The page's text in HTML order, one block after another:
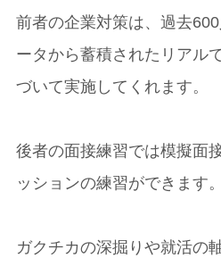
前者の企業対策は、過去
ータから蓄積されたリアル
づいて実施してくれます。
後者の面接練習では模擬面
ッションの練習ができます。
ガクチカの深掘りや就活の